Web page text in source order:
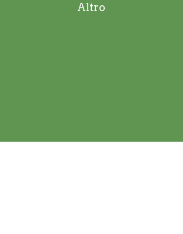
Altro